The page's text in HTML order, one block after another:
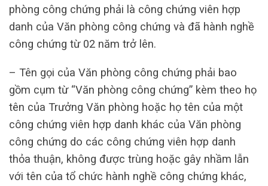
phòng công chứng phải là công chứng viên hợp
danh của Văn phòng công chứng và đã hành nghề
công chứng từ 02 năm trở lên.
– Tên gọi của Văn phòng công chứng phải bao
gồm cụm từ “Văn phòng công chứng” kèm theo họ
tên của Trưởng Văn phòng hoặc họ tên của một
công chứng viên hợp danh khác của Văn phòng
công chứng do các công chứng viên hợp danh
thỏa thuận, không được trùng hoặc gây nhầm lẫn
với tên của tổ chức hành nghề công chứng khác,